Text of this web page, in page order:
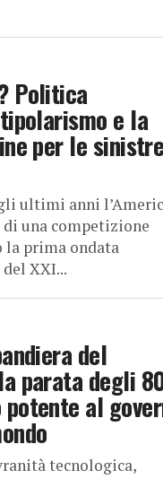
Politica
e la
per le sinistre
ultimi anni
una competizione
la prima ondata
XXI...
del
parata degli
al
tecnologica,